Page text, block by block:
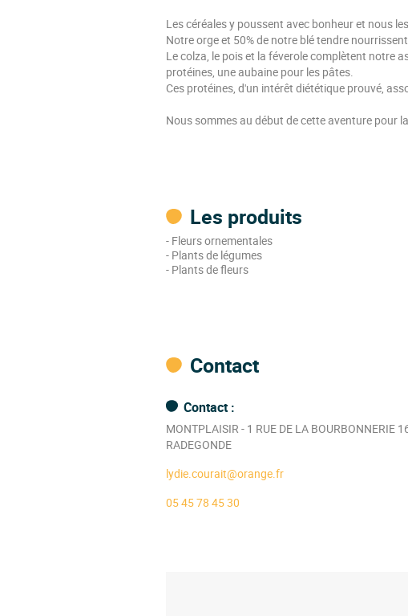
Les céréales y poussent avec bonheur et nous
Notre orge et 50% de notre blé tendre
Le colza, le pois et la féverole complètent notre
protéines, une aubaine pour les pâtes.
Ces protéines, d'un intérêt diététique prouvé,
Nous sommes au début de cette aventure pour
Les produits
- Fleurs ornementales
- Plants de légumes
- Plants de fleurs
Contact
Contact :
MONTPLAISIR - 1 RUE DE LA BOURBONNERIE
RADEGONDE
lydie.courait@orange.fr
05 45 78 45 30